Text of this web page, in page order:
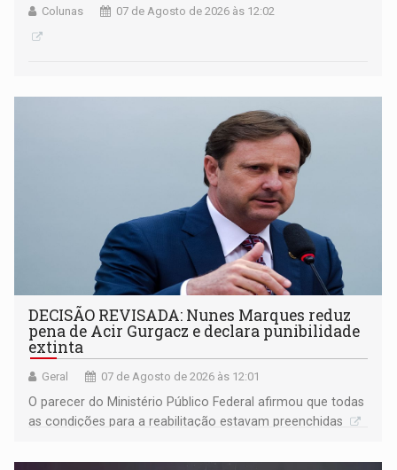
Colunas 07 de Agosto de 2026 às 12:02
DECISÃO REVISADA: Nunes Marques reduz
pena de Acir Gurgacz e declara punibilidade
extinta
Geral 07 de Agosto de 2026 às 12:01
O parecer do Ministério Público Federal afirmou que todas
as condições para a reabilitação estavam preenchidas